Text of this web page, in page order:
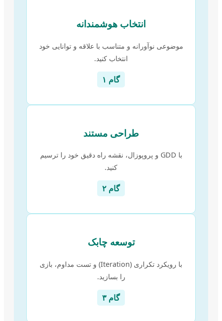
انتخاب هوشمندانه
موضوعی نوآورانه و متناسب با علاقه و توانایی خود
انتخاب کنید.
گام ۱
طراحی مستند
با GDD و پروپوزال، نقشه راه دقیق خود را ترسیم
کنید.
گام ۲
توسعه چابک
با رویکرد تکراری (Iteration) و تست مداوم، بازی
را بسازید.
گام ۳